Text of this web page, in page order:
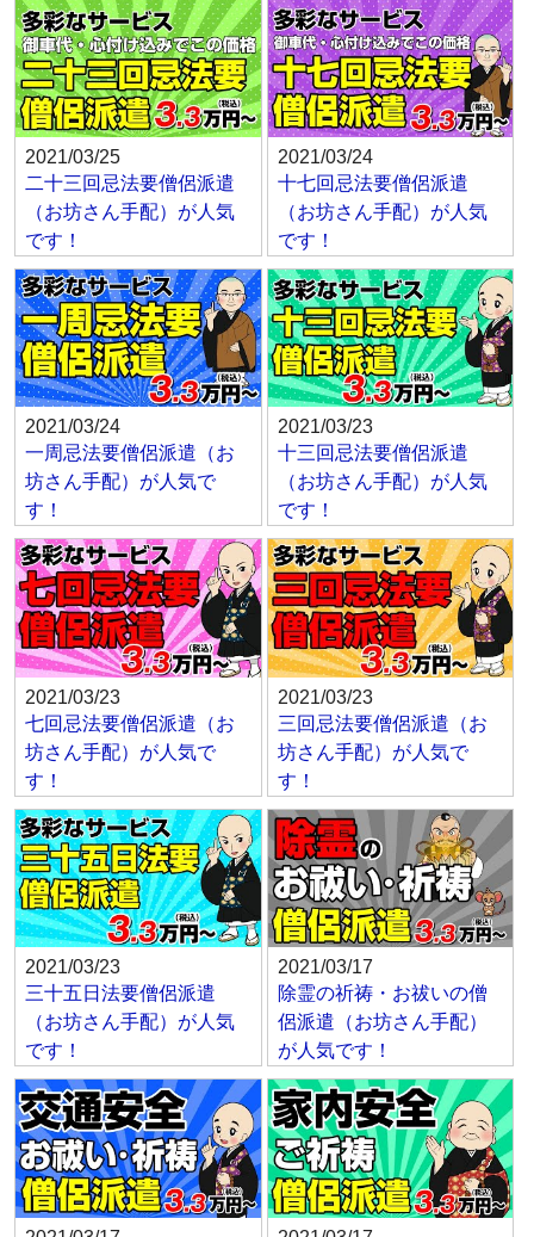
2021/03/25
二十三回忌法要僧侶派遣
（お坊さん手配）が人気
です！
2021/03/24
十七回忌法要僧侶派遣
（お坊さん手配）が人気
です！
2021/03/24
一周忌法要僧侶派遣（お
坊さん手配）が人気で
す！
2021/03/23
十三回忌法要僧侶派遣
（お坊さん手配）が人気
です！
2021/03/23
七回忌法要僧侶派遣（お
坊さん手配）が人気で
す！
2021/03/23
三回忌法要僧侶派遣（お
坊さん手配）が人気で
す！
2021/03/23
三十五日法要僧侶派遣
（お坊さん手配）が人気
です！
2021/03/17
除霊の祈祷・お祓いの僧
侶派遣（お坊さん手配）
が人気です！